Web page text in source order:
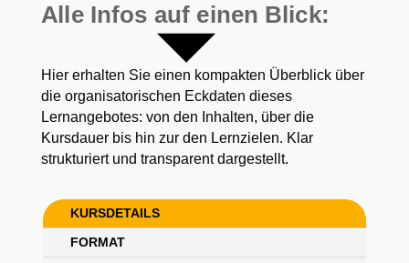
Alle Infos auf einen Blick:
Hier erhalten Sie einen kompakten Überblick über
die organisatorischen Eckdaten dieses
Lernangebotes: von den Inhalten, über die
Kursdauer bis hin zur den Lernzielen. Klar
strukturiert und transparent dargestellt.
KURSDETAILS
FORMAT